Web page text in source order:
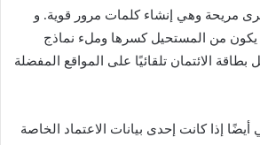
مريحة وهي إنشاء كلمات مرور قوية. و
يكون من المستحيل كسرها وملء نماذج
الائتمان تلقائيًا على المواقع المفضلة
إذا كانت إحدى بيانات الاعتماد الخاصة